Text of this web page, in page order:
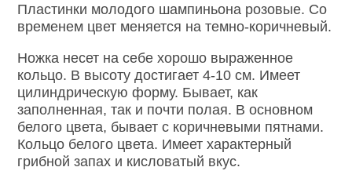
Пластинки молодого шампиньона розовые. Со
временем цвет меняется на темно-коричневый.
Ножка несет на себе хорошо выраженное
кольцо. В высоту достигает 4-10 см. Имеет
цилиндрическую форму. Бывает, как
заполненная, так и почти полая. В основном
белого цвета, бывает с коричневыми пятнами.
Кольцо белого цвета. Имеет характерный
грибной запах и кисловатый вкус.